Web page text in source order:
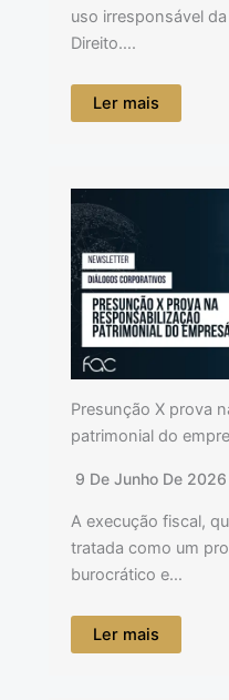
uso irresponsável
Direito….
Ler mais
Presunção X prova
patrimonial do
9 De Junho De 2026
A execução fiscal,
tratada como um
burocrático e…
Ler mais